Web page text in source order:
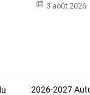
3 août 2026
2026-2027